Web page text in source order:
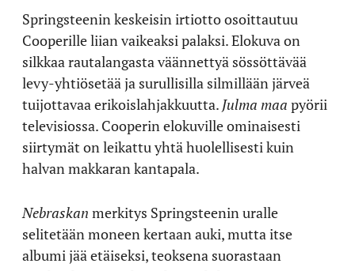
Springsteenin keskeisin irtiotto osoittautuu
Cooperille liian vaikeaksi palaksi. Elokuva on
silkkaa rautalangasta väännettyä sössöttävää
levy-yhtiösetää ja surullisilla silmillään järveä
tuijottavaa erikoislahjakkuutta. Julma maa pyörii
televisiossa. Cooperin elokuville ominaisesti
siirtymät on leikattu yhtä huolellisesti kuin
halvan makkaran kantapala.
Nebraskan merkitys Springsteenin uralle
selitetään moneen kertaan auki, mutta itse
albumi jää etäiseksi, teoksena suorastaan